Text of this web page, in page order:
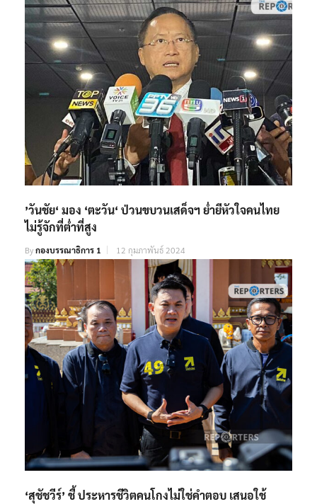
’วันชัย‘ มอง ‘ตะวัน‘ ป่วนขบวนเสด็จฯ ย่ำยีหัวใจคนไทย
ไม่รู้จักที่ต่ำที่สูง
Byกองบรรณาธิการ 1 12 กุมภาพันธ์ 2024
‘สุชัชวีร์’ ชี้ ประหารชีวิตคนโกงไม่ใช่คำตอบ เสนอใช้